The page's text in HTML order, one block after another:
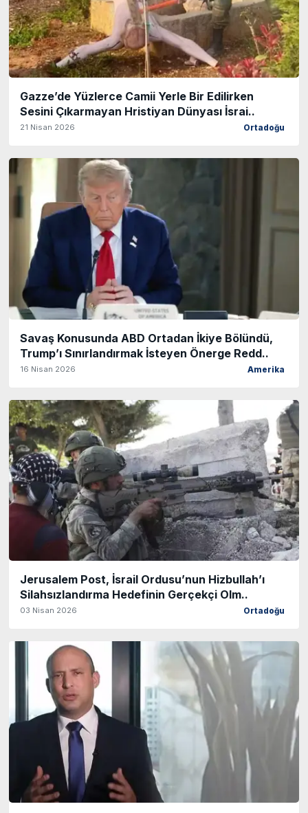
Gazze’de Yüzlerce Camii Yerle Bir Edilirken
Sesini Çıkarmayan Hristiyan Dünyası İsrai..
21 Nisan 2026 Ortadoğu
Savaş Konusunda ABD Ortadan İkiye Bölündü,
Trump’ı Sınırlandırmak İsteyen Önerge Redd..
16 Nisan 2026 Amerika
Jerusalem Post, İsrail Ordusu’nun Hizbullah’ı
Silahsızlandırma Hedefinin Gerçekçi Olm..
03 Nisan 2026 Ortadoğu